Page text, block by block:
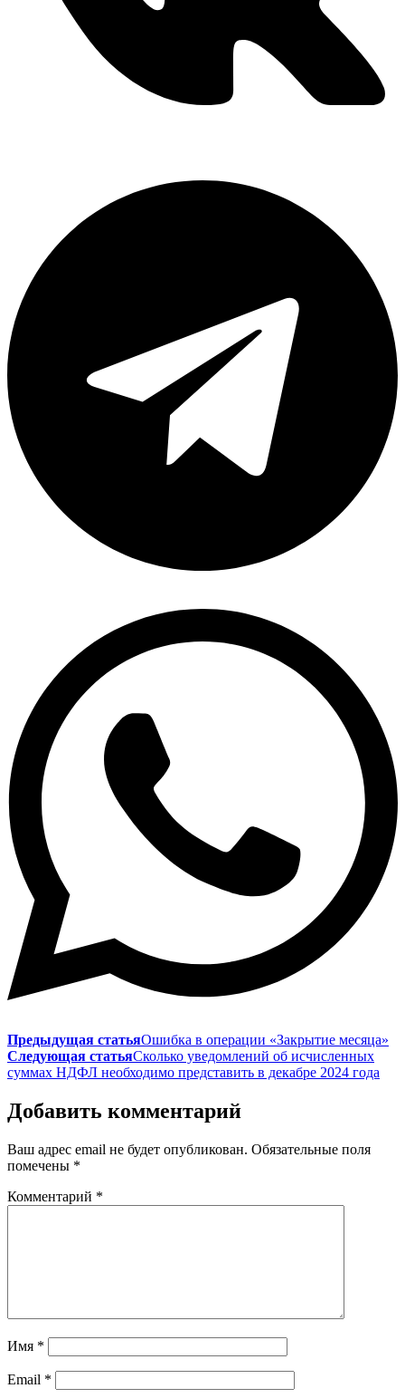
Предыдущая статьяОшибка в операции «Закрытие месяца»
Следующая статьяСколько уведомлений об исчисленных
суммах НДФЛ необходимо представить в декабре 2024 года
Добавить комментарий
Ваш адрес email не будет опубликован. Обязательные поля
помечены *
Комментарий *
Имя *
Email *